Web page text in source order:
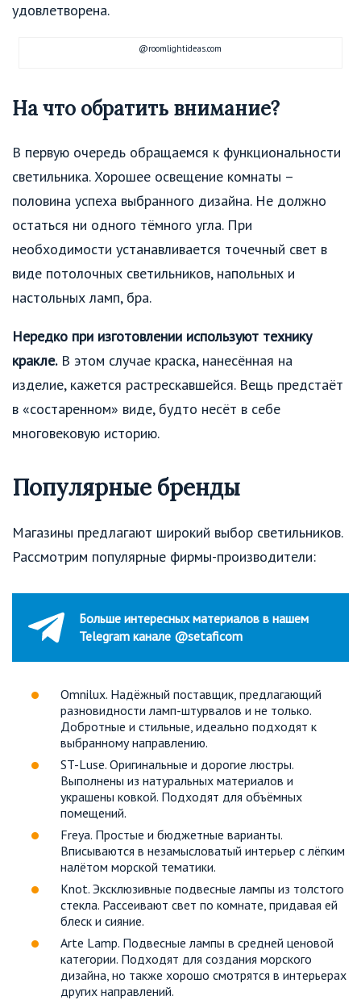
удовлетворена.
@roomlightideas.com
На что обратить внимание?
В первую очередь обращаемся к функциональности
светильника. Хорошее освещение комнаты –
половина успеха выбранного дизайна. Не должно
остаться ни одного тёмного угла. При
необходимости устанавливается точечный свет в
виде потолочных светильников, напольных и
настольных ламп, бра.
Нередко при изготовлении используют технику
кракле.В этом случае краска, нанесённая на
изделие, кажется растрескавшейся. Вещь предстаёт
в «состаренном» виде, будто несёт в себе
многовековую историю.
Популярные бренды
Магазины предлагают широкий выбор светильников.
Рассмотрим популярные фирмы-производители:
Больше интересных материалов в нашем
Telegram канале @setaficom
Omnilux. Надёжный поставщик, предлагающий
разновидности ламп-штурвалов и не только.
Добротные и стильные, идеально подходят к
выбранному направлению.
ST-Luse. Оригинальные и дорогие люстры.
Выполнены из натуральных материалов и
украшены ковкой. Подходят для объёмных
помещений.
Freya. Простые и бюджетные варианты.
Вписываются в незамысловатый интерьер с лёгким
налётом морской тематики.
Knot. Эксклюзивные подвесные лампы из толстого
стекла. Рассеивают свет по комнате, придавая ей
блеск и сияние.
Arte Lamp. Подвесные лампы в средней ценовой
категории. Подходят для создания морского
дизайна, но также хорошо смотрятся в интерьерах
других направлений.